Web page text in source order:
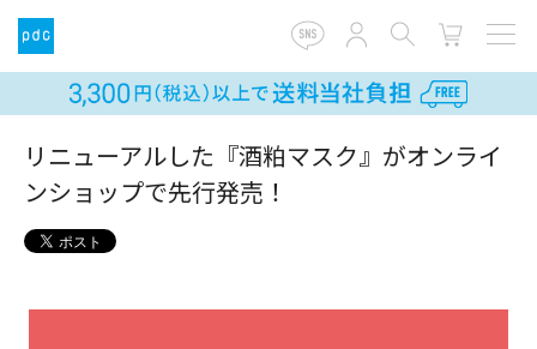
リニューアルした『酒粕マスク』がオンライ
ンショップで先行発売！